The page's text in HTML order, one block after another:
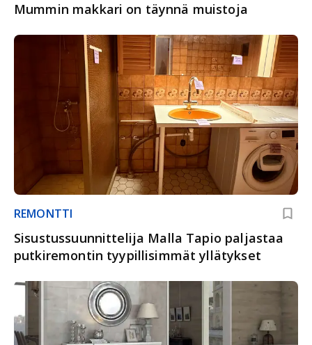
Mummin makkari on täynnä muistoja
REMONTTI
Sisustussuunnittelija Malla Tapio paljastaa
putkiremontin tyypillisimmät yllätykset